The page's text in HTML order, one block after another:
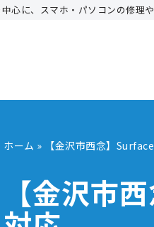
心に、スマホ・パソコンの修理
ホーム » 【金沢市西念】
【金沢市